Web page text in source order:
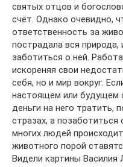
святых отцов и
счёт. Однако очевидно,
ответственность за
пострадала вся
заботиться о ней.
искореняя свои
себя, но и мир вокруг.
настоящем или будущем
деньги на него тратить,
стразах, а
многих людей
животного порой
Видели картины Василия